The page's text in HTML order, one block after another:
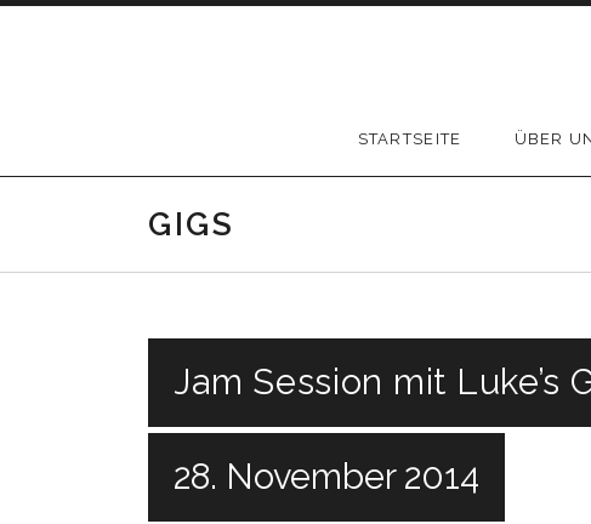
STARTSEITE ÜBER
GIGS
Jam Session mit Luke’s
28. November 2014